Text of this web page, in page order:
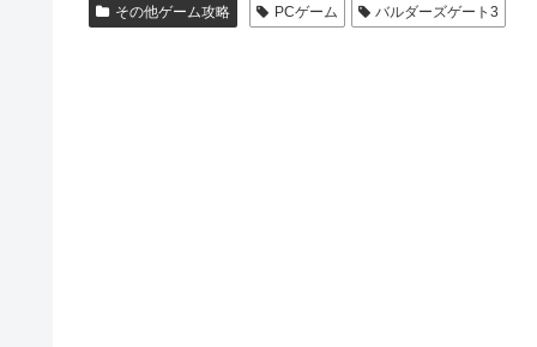
その他ゲーム攻略 PCゲーム バルダーズゲート3